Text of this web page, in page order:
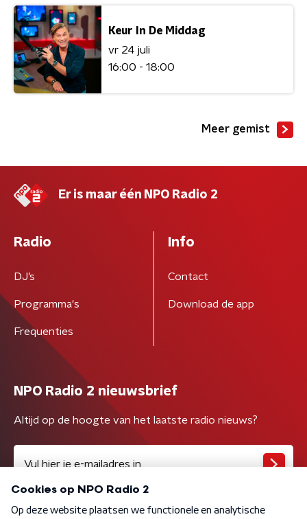
Keur In De Middag
vr 24 juli
16:00 - 18:00
Meer gemist
Er is maar één NPO Radio 2
Radio
DJ’s
Programma's
Frequenties
Info
Contact
Download de app
NPO Radio 2 nieuwsbrief
Altijd op de hoogte van het laatste radio nieuws?